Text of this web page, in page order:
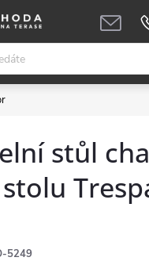
stůl
5249